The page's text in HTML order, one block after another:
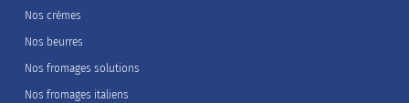
Nos crèmes
Nos beurres
Nos fromages solutions
Nos fromages italiens